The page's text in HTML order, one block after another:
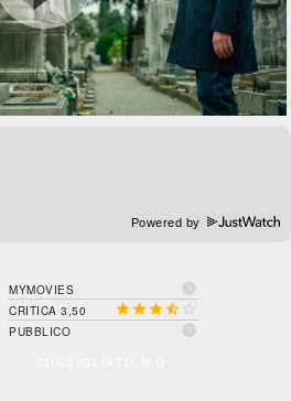
Powered by
MYMOVIES 
CRITICA 3,50  
PUBBLICO 